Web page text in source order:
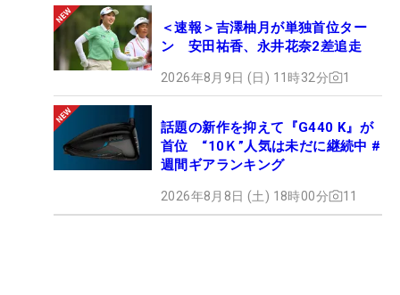
＜速報＞吉澤柚月が単独首位ター
ン 安田祐香、永井花奈2差追走
2026年8月9日 (日) 11時32分 1
話題の新作を抑えて『G440 K』が
首位 “10Ｋ”人気は未だに継続中 #
週間ギアランキング
2026年8月8日 (土) 18時00分 11